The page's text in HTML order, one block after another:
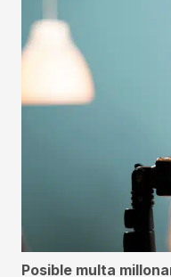
Posible multa